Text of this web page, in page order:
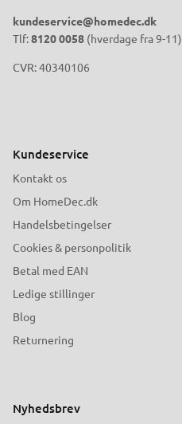
kundeservice@homedec.dk
Tlf:8120 0058 (hverdage fra 9-11)
CVR: 40340106
Kundeservice
Kontakt os
Om HomeDec.dk
Handelsbetingelser
Cookies & personpolitik
Betal med EAN
Ledige stillinger
Blog
Returnering
Nyhedsbrev